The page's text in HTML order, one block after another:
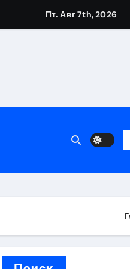
ресниц и депиляции
и обустройства
Пт. Авг 7th, 2026